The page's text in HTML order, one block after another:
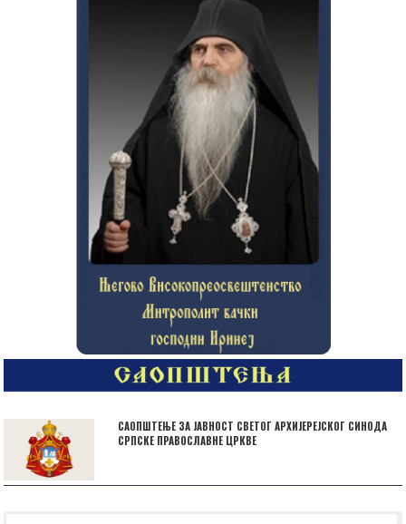
САОПШТЕЊЕ ЗА ЈАВНОСТ СВЕТОГ АРХИЈЕРЕЈСКОГ СИНОДА
СРПСКЕ ПРАВОСЛАВНЕ ЦРКВЕ